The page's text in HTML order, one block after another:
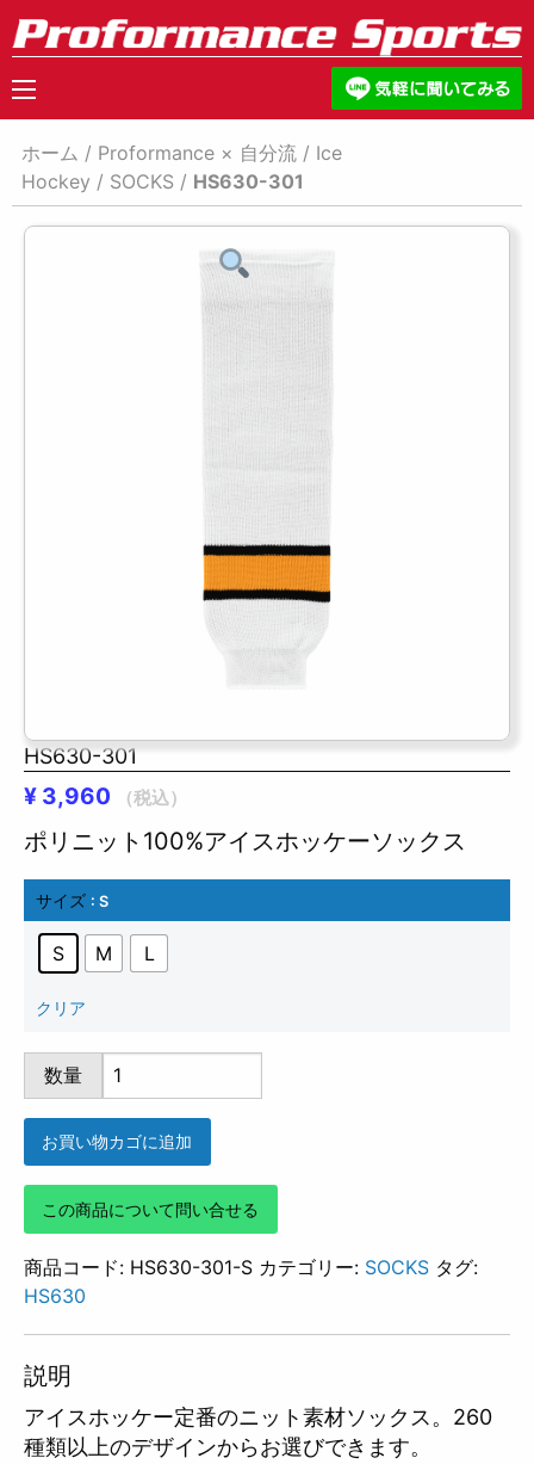
ホーム / Proformance × 自分流 / Ice
Hockey / SOCKS / HS630-301
HS630-301
¥ 3,960 （税込）
ポリニット100%アイスホッケーソックス
サイズ : S
S M L
クリア
HS630-
301
個
数量
お買い物カゴに追加
この商品について問い合せる
商品コード: HS630-301-S カテゴリー: SOCKS タグ:
HS630
説明
アイスホッケー定番のニット素材ソックス。260
種類以上のデザインからお選びできます。